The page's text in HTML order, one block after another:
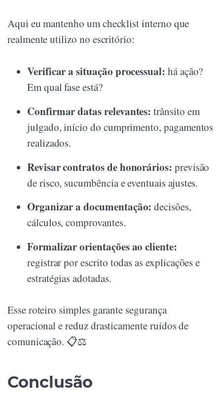
Aqui eu mantenho um checklist interno que
realmente utilizo no escritório:
Verificar a situação processual: há ação?
Em qual fase está?
Confirmar datas relevantes: trânsito em
julgado, início do cumprimento, pagamentos
realizados.
Revisar contratos de honorários: previsão
de risco, sucumbência e eventuais ajustes.
Organizar a documentação: decisões,
cálculos, comprovantes.
Formalizar orientações ao cliente:
registrar por escrito todas as explicações e
estratégias adotadas.
Esse roteiro simples garante segurança
operacional e reduz drasticamente ruídos de
comunicação. 📋⚖️
Conclusão